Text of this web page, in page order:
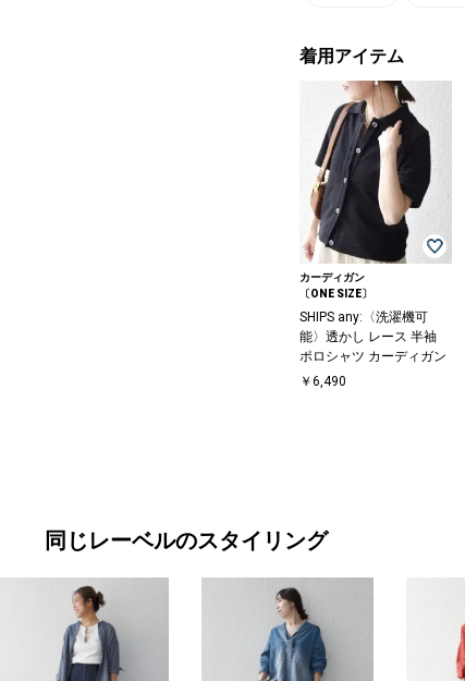
着用アイテム
カーディガン
〔ONE SIZE〕
SHIPS any:〈洗濯機可
能〉透かし レース 半袖
ポロシャツ カーディガン
￥6,490
同じレーベルのスタイリング